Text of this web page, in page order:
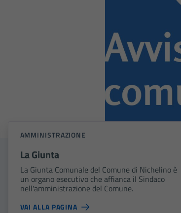
AMMINISTRAZIONE
La Giunta
La Giunta Comunale del Comune di Nichelino è
un organo esecutivo che affianca il Sindaco
nell'amministrazione del Comune.
VAI ALLA PAGINA